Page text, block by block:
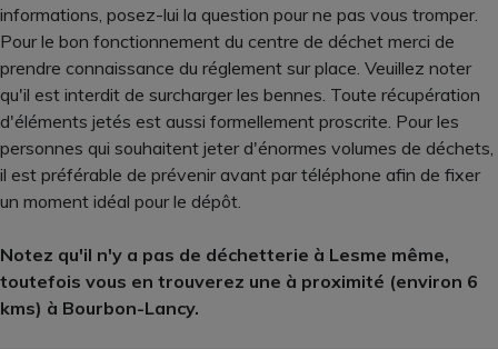
informations, posez-lui la question pour ne pas vous tromper.
Pour le bon fonctionnement du centre de déchet merci de
prendre connaissance du réglement sur place. Veuillez noter
qu'il est interdit de surcharger les bennes. Toute récupération
d'éléments jetés est aussi formellement proscrite. Pour les
personnes qui souhaitent jeter d'énormes volumes de déchets,
il est préférable de prévenir avant par téléphone afin de fixer
un moment idéal pour le dépôt.
Notez qu'il n'y a pas de déchetterie à Lesme même,
toutefois vous en trouverez une à proximité (environ 6
kms) à Bourbon-Lancy.